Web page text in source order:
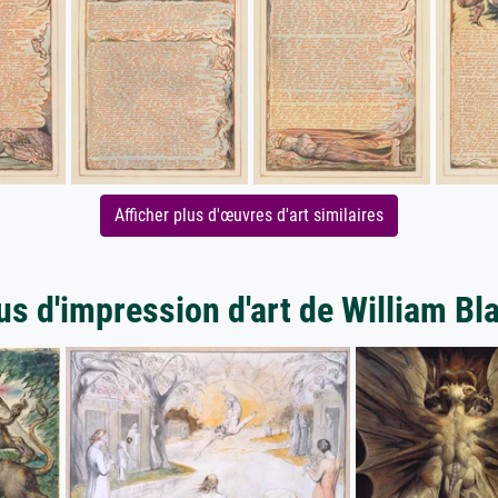
Afficher plus d'œuvres d'art similaires
d'impression d'art de William